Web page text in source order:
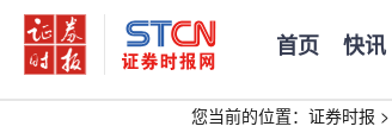
首页 快讯
您当前的位置： 证券时报 >